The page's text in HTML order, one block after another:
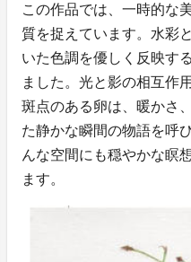
この作品では、一時的な
質を捉えています。水彩
いた色調を優しく反映す
ました。光と影の相互作
斑点のある卵は、暖かさ
た静かな瞬間の物語を呼
んな空間にも穏やかな瞑
ます。